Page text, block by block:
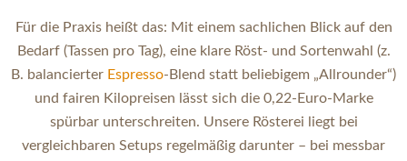
Für die Praxis heißt das: Mit einem sachlichen Blick auf den
Bedarf (Tassen pro Tag), eine klare Röst- und Sortenwahl (z.
B. balancierter Espresso-Blend statt beliebigem „Allrounder“)
und fairen Kilopreisen lässt sich die 0,22-Euro-Marke
spürbar unterschreiten. Unsere Rösterei liegt bei
vergleichbaren Setups regelmäßig darunter – bei messbar